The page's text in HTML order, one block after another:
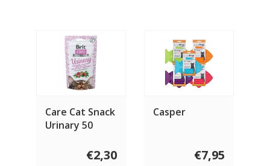
Care Cat Snack
Urinary 50
€2,30
Casper
€7,95